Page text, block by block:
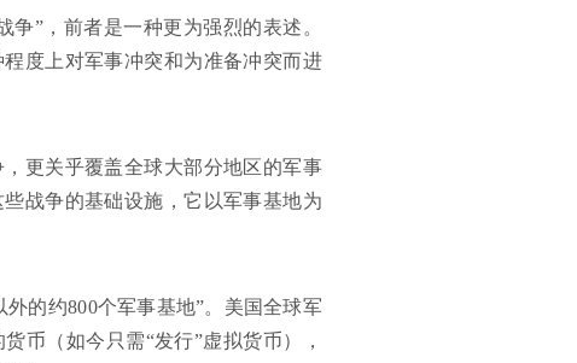
”，前者是一种更为强烈的表述。
度上对军事冲突和为准备冲突而进
更关乎覆盖全球大部分地区的军事
战争的基础设施，它以军事基地为
的约800个军事基地”。美国全球军
币（如今只需“发行”虚拟货币），